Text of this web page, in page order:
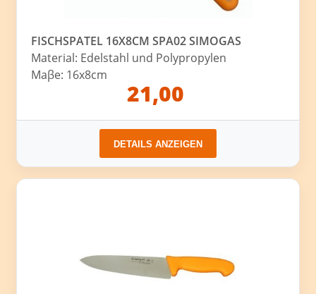
FISCHSPATEL 16X8CM SPA02 SIMOGAS
Material: Edelstahl und Polypropylen
Maβe: 16x8cm
21,00
DETAILS ANZEIGEN